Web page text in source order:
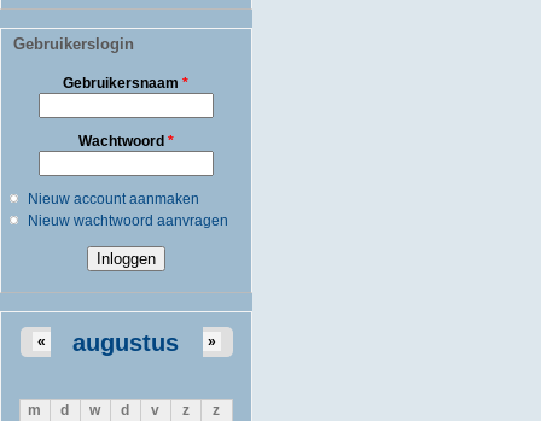
Gebruikerslogin
Gebruikersnaam*
Wachtwoord *
Nieuw account aanmaken
Nieuw wachtwoord aanvragen
augustus
« »
m d w d v z
z